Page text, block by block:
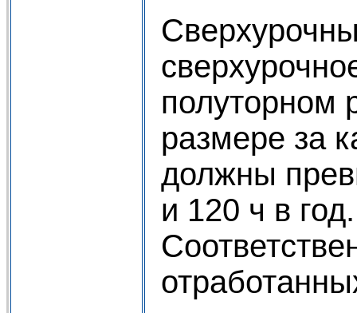
полуторном
размере за
должны
и 120 ч в